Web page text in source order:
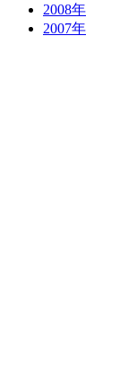
2008年
2007年